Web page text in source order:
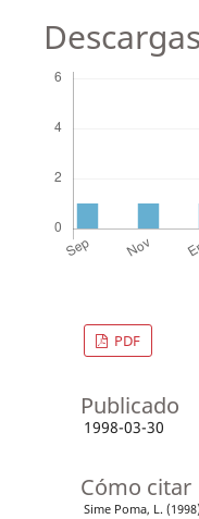
Descargas
PDF
Publicado
1998-03-30
Cómo citar
Sime Poma, L.